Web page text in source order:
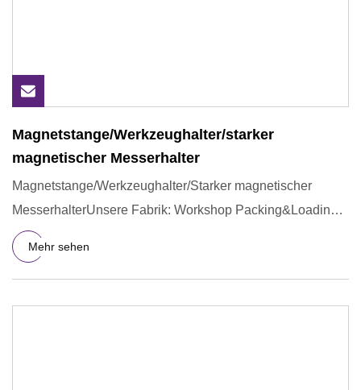
Magnetstange/Werkzeughalter/starker
magnetischer Messerhalter
Magnetstange/Werkzeughalter/Starker magnetischer
MesserhalterUnsere Fabrik: Workshop Packing&Loading
Firmenprofil Donego
Mehr sehen